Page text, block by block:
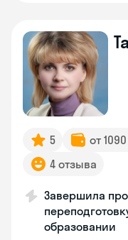
5 от
4 отзыва
Завершила
образовании